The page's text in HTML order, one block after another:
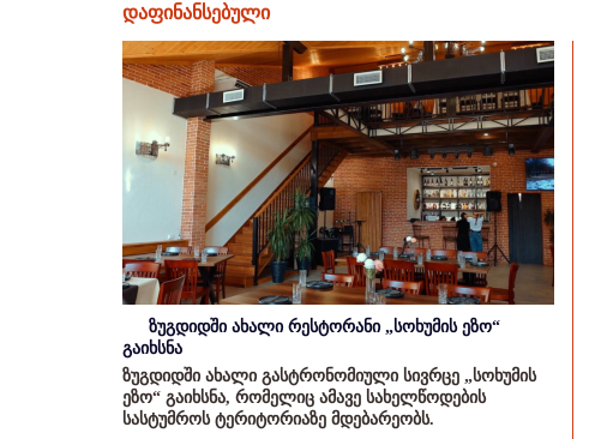
დაფინანსებული
ზუგდიდში ახალი რესტორანი „სოხუმის ეზო“
გაიხსნა
ზუგდიდში ახალი გასტრონომიული სივრცე „სოხუმის
ეზო“ გაიხსნა, რომელიც ამავე სახელწოდების
სასტუმროს ტერიტორიაზე მდებარეობს.